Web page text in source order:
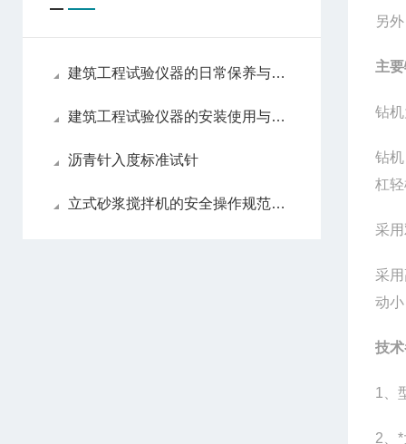
建筑工程试验仪器的日常保养与维护流程！
建筑工程试验仪器的安装使用与维修
沥青针入度标准试针
立式砂浆搅拌机的安全操作规范与防护措施
另
主
钻
钻
杠
采
采
动
技
1
2